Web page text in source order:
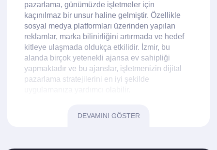
pazarlama, günümüzde işletmeler için
kaçınılmaz bir unsur haline gelmiştir. Özellikle
sosyal medya platformları üzerinden yapılan
reklamlar, marka bilinirliğini artırmada ve hedef
kitleye ulaşmada oldukça etkilidir. İzmir, bu
alanda birçok yetenekli ajansa ev sahipliği
yapmaktadır ve bu ajanslar, işletmenizin dijital
pazarlama stratejilerini en iyi şekilde
Facebook Reklamlarının
kullanıcıya sahip olan en popüler sosyal medya
DEVAMINI GÖSTER